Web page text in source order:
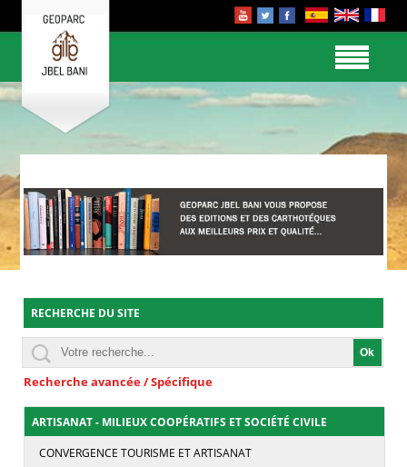
RECHERCHE DU SITE
Recherche avancée / Spécifique
ARTISANAT - MILIEUX COOPÉRATIFS ET SOCIÉTÉ CIVILE
CONVERGENCE TOURISME ET ARTISANAT